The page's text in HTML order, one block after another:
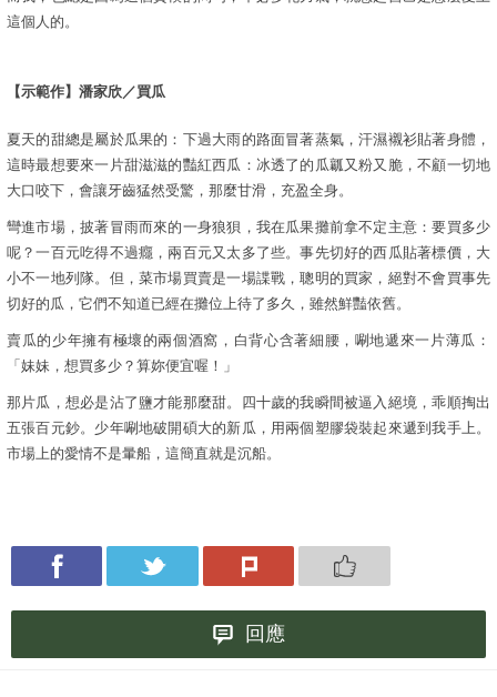
這個人的。
【示範作】 潘家欣／買瓜
夏天的甜總是屬於瓜果的：下過大雨的路面冒著蒸氣，汗濕襯衫貼著身體，
這時最想要來一片甜滋滋的豔紅西瓜：冰透了的瓜瓤又粉又脆，不顧一切地
大口咬下，會讓牙齒猛然受驚，那麼甘滑，充盈全身。
彎進市場，披著冒雨而來的一身狼狽，我在瓜果攤前拿不定主意：要買多少
呢？一百元吃得不過癮，兩百元又太多了些。事先切好的西瓜貼著標價，大
小不一地列隊。但，菜市場買賣是一場諜戰，聰明的買家，絕對不會買事先
切好的瓜，它們不知道已經在攤位上待了多久，雖然鮮豔依舊。
賣瓜的少年擁有極壞的兩個酒窩，白背心含著細腰，唰地遞來一片薄瓜：
「妹妹，想買多少？算妳便宜喔！」
那片瓜，想必是沾了鹽才能那麼甜。四十歲的我瞬間被逼入絕境，乖順掏出
五張百元鈔。少年唰地破開碩大的新瓜，用兩個塑膠袋裝起來遞到我手上。
市場上的愛情不是暈船，這簡直就是沉船。
回應